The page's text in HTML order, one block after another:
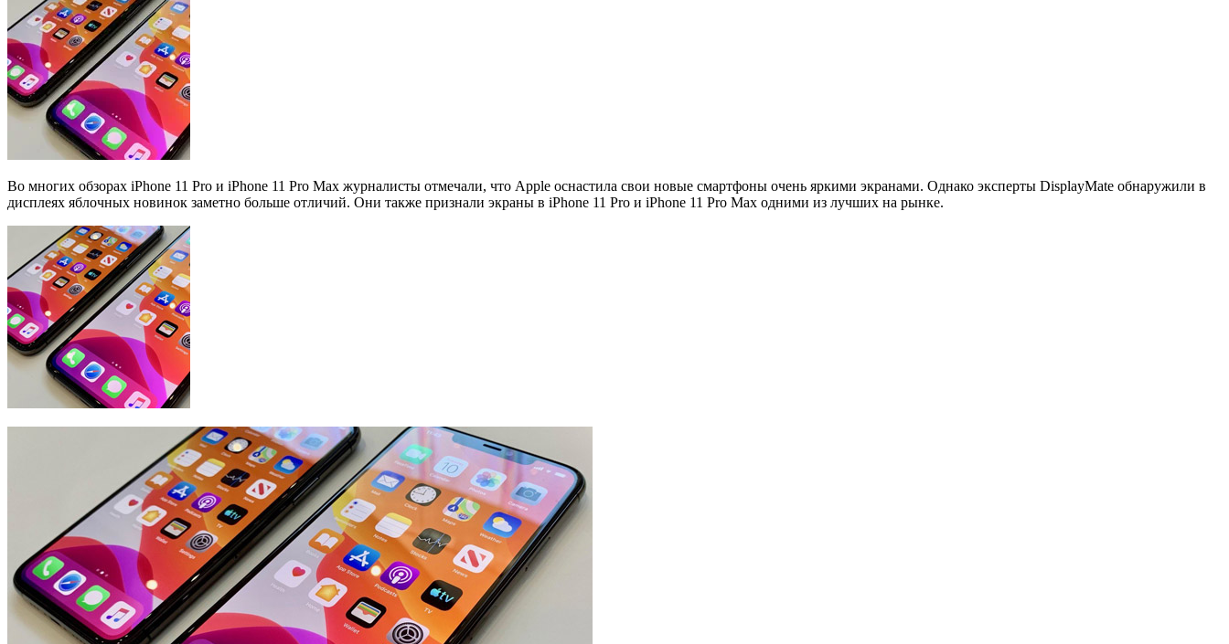
Во многих обзорах iPhone 11 Pro и iPhone 11 Pro Max журналисты отмечали, что Apple оснастила свои новые смартфоны очень яркими экранами. Однако эксперты DisplayMate обнаружили в
дисплеях яблочных новинок заметно больше отличий. Они также признали экраны в iPhone 11 Pro и iPhone 11 Pro Max одними из лучших на рынке.